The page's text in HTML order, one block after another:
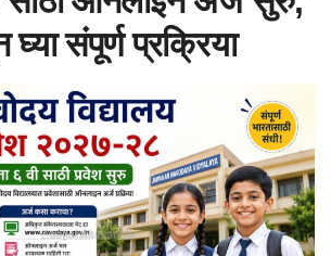
संपूर्ण प्रक्रिया